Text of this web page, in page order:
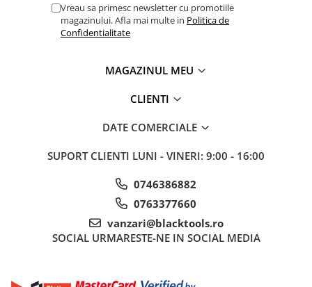
Truse si Accesorii 3/8
Truse si acesorii de impact
Accesorii de impact 1/2
Truse de biti de impact
Tubulare de impact 1"
Tubulare de impact 3/4
Tubulare 1/2 bihexagonale
Tubulare 1/2 hexagonale
Tubulare 3/4
Vreau sa primesc newsletter cu promotiile
magazinului. Afla mai multe in Politica de
Confidentialitate
MAGAZINUL MEU
CLIENTI
DATE COMERCIALE
SUPORT CLIENTI LUNI - VINERI: 9:00 - 16:00
0746386882
0763377660
vanzari@blacktools.ro
SOCIAL URMARESTE-NE IN SOCIAL MEDIA